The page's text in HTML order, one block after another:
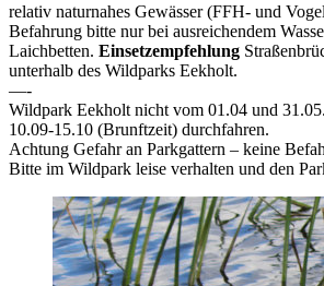
relativ naturnahes Gewässer (FFH- und
Befahrung bitte nur bei ausreichendem
Laichbetten. Einsetzempfehlung
unterhalb des Wildparks Eekholt.
—-
Wildpark Eekholt nicht vom 01.04 und
10.09-15.10 (Brunftzeit) durchfahren.
Achtung Gefahr an Parkgattern – keine
Bitte im Wildpark leise verhalten und den